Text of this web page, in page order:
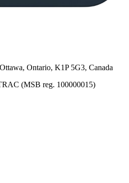
Ontario, K1P 5G3, Canada
(MSB reg. 100000015)